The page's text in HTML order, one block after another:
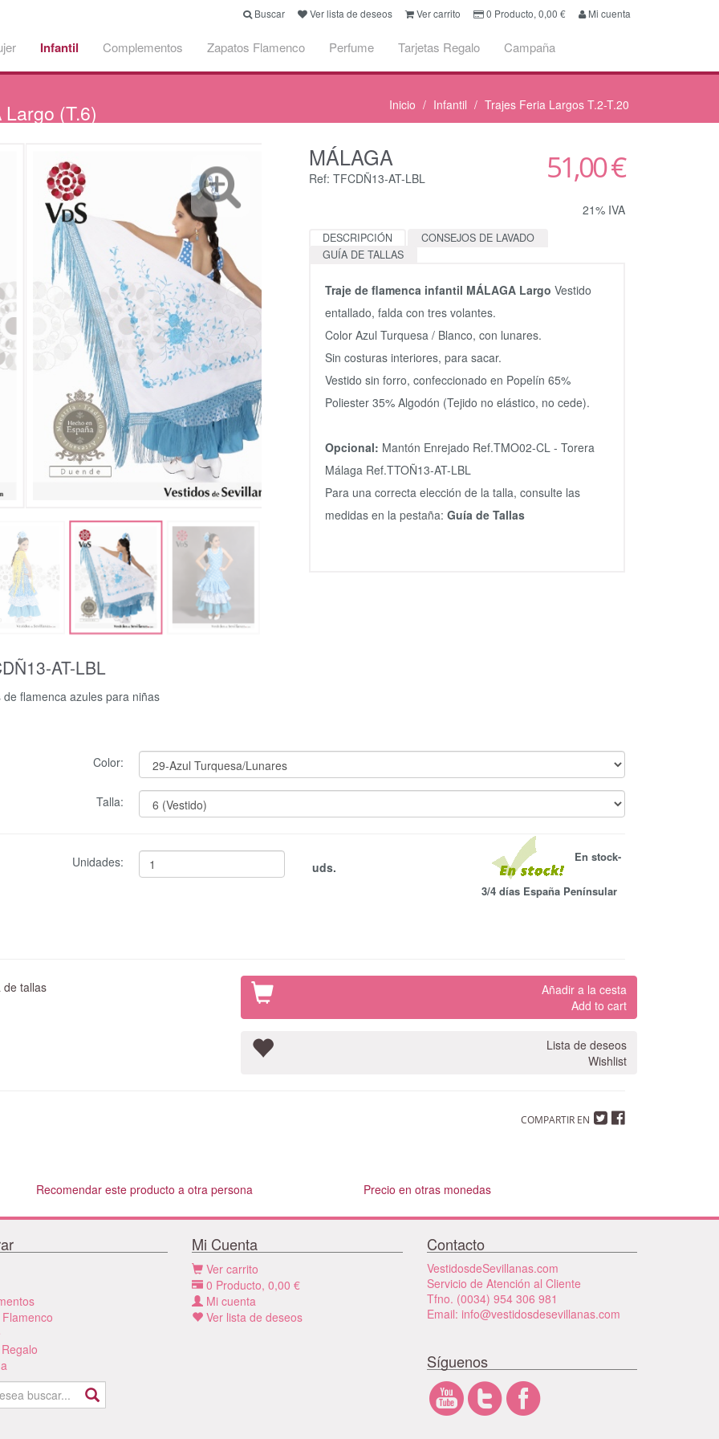
Buscar Ver lista de deseos Ver carrito 0 Producto, 0,00 € Mi cuenta
Infantil Complementos Zapatos Flamenco Perfume Tarjetas Regalo Campaña
(T.6) Inicio Infantil Trajes Feria Largos T.2-T.20
AT-LBL
de flamenca azules para niñas
MÁLAGA
Ref: TFCDÑ13-AT-LBL 51,00 €
21% IVA
DESCRIPCIÓN
CONSEJOS DE LAVADO
GUÍA DE TALLAS
Traje de flamenca infantil MÁLAGA LargoVestido
entallado, falda con tres volantes.
Color Azul Turquesa / Blanco, con lunares.
Sin costuras interiores, para sacar.
Vestido sin forro, confeccionado en Popelín 65%
Poliester 35% Algodón (Tejido no elástico, no cede).
Opcional: Mantón Enrejado Ref.TMO02-CL - Torera
Málaga Ref.TTOÑ13-AT-LBL
Para una correcta elección de la talla, consulte las
medidas en la pestaña:Guía de Tallas
Color:
Talla:
Unidades: uds.
En stock-
3/4 días España Penínsular
tallas
Añadir a la cesta
Add to cart
Lista de deseos
Wishlist
COMPARTIR EN
Recomendar este producto a otra persona Precio en otras monedas
Mi Cuenta
Ver carrito
0 Producto, 0,00 €
Mi cuenta
Ver lista de deseos
Contacto
VestidosdeSevillanas.com
Servicio de Atención al Cliente
Tfno. (0034) 954 306 981
Email: info@vestidosdesevillanas.com
Síguenos